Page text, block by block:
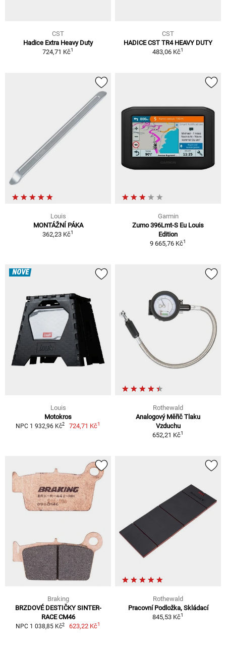
CST
Hadice Extra Heavy Duty
724,71 Kč1
CST
HADICE CST TR4 HEAVY DUTY
483,06 Kč1
Louis
MONTÁŽNÍ PÁKA
362,23 Kč1
Garmin
Zumo 396Lmt-S Eu Louis
Edition
9 665,76 Kč1
NOVÉ
Louis
Motokros
NPC 1 932,96 Kč2 724,71 Kč1
Rothewald
Analogový Měřič Tlaku
Vzduchu
652,21 Kč1
Braking
BRZDOVÉ DESTIČKY SINTER-
RACE CM46
NPC 1 038,85 Kč2 623,22 Kč1
Rothewald
Pracovní Podložka, Skládací
845,53 Kč1